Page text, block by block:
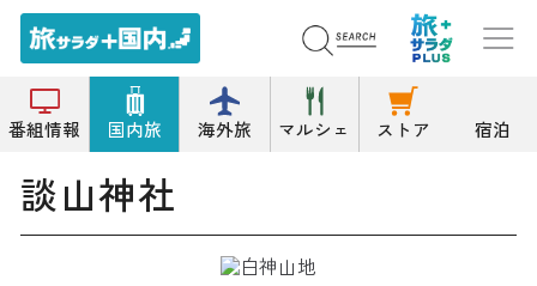
番組情報 国内旅 海外旅 マルシェ ストア 宿泊
トップ 談山神社
談山神社